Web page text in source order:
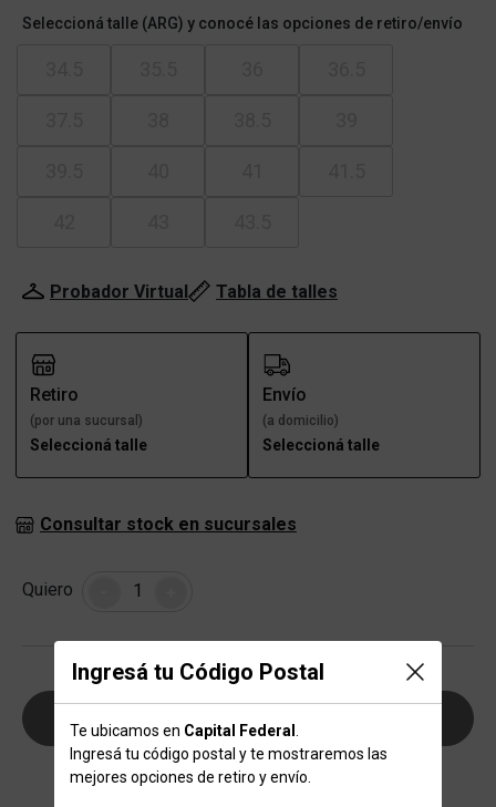
Ingresá tu Código Postal
Te ubicamos en Capital Federal
Ingresá tu código postal y te mostraremos las
mejores opciones de retiro y envío.
Seleccioná talle (ARG) y conocé las opciones de retiro/envío
Probador Virtual Tabla de talles
Retiro
(por una sucursal)
Seleccioná talle
Envío
(a domicilio)
Seleccioná talle
Consultar stock en sucursales
Quiero Cantidad